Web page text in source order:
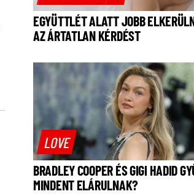
EGYÜTTLÉT ALATT JOBB
AZ ÁRTATLAN KÉRDÉST
LOVE
BRADLEY COOPER ÉS GIGI HADID
MINDENT ELÁRULNAK?